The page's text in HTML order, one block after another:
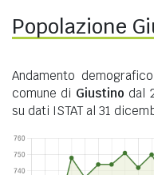
Popolazione
Andamento
comune di Giustino dal
su dati ISTAT al 31